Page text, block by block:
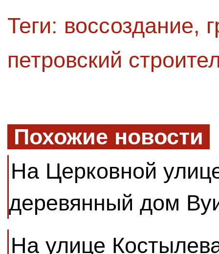
Теги: воссоздание,
петровский
Похожие новости
На Церковной
деревянный дом
На улице